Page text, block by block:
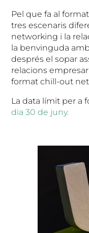
Pel que fa al
tres escenaris
networking i la
la benvinguda
després el sopar
relacions
format chill-out
La data límit per a
dia 30 de juny.